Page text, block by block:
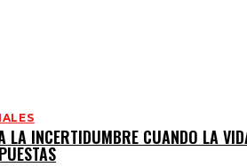
LA INCERTIDUMBRE CUANDO LA